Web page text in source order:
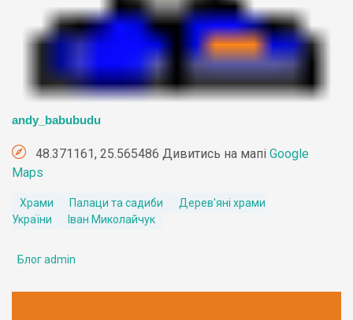
andy_babubudu
48.371161, 25.565486 Дивитись на мапі Google
Maps
Храми Палаци та садиби
Дерев'яні храми
України
Іван Миколайчук
Блог admin